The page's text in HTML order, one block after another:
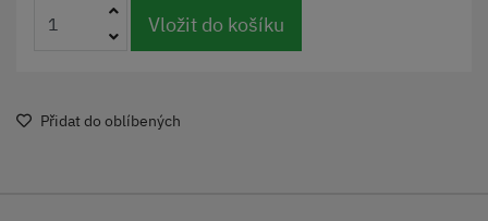
Vložit do košíku
Přidat do oblíbených